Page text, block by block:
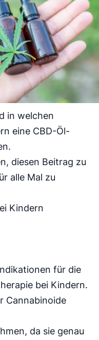
in welchen
eine CBD-Öl-
diesen Beitrag zu
alle Mal zu
Kindern
für die
bei Kindern.
Cannabinoide
da sie genau